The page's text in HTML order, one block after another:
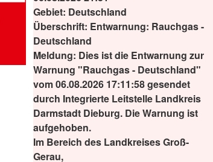
Gebiet: Deutschland
Überschrift: Entwarnung: Rauchgas -
Deutschland
Meldung: Dies ist die Entwarnung zur
Warnung "Rauchgas - Deutschland"
vom 06.08.2026 17:11:58 gesendet
durch Integrierte Leitstelle Landkreis
Darmstadt Dieburg. Die Warnung ist
aufgehoben.
Im Bereich des Landkreises Groß-
Gerau,